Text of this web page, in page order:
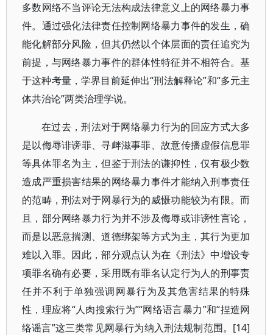
多数网络不当评论无法构成法律意义上的网络暴力事
件。通过强化法律责任控制网络暴力事件的发生，确
能化解部分风险，但其仍然以个体层面的责任追究为
前提，与网络暴力事件的群体性特征并不相符合。基
于这种考量，学界目前延伸出“刑法解释论”和“多元主
体共治论”两类治理学说。
在过去，刑法对于网络暴力行为的回应方式大多
是以侮辱诽谤罪、寻衅滋事罪、故意传播虚假信息罪
等具体罪名为主，但鉴于刑法的谦抑性，仅有极少数
造成严重损害结果的网络暴力事件才能纳入刑事责任
的范畴，刑法对于网暴行为的威慑功能较为有限。而
且，部分网络暴力行为并不涉及侮辱或诽谤性言论，
而是以恶意揣测、道德绑架等方式为主，其行为更加
难以入罪。因此，部分观点认为在《刑法》中增设专
项罪名确有必要，采用既有罪名认定行为人的刑事责
任并不利于单独强调网暴行为及其危害结果的特殊
性，理应将“人肉搜索行为”“网络语言暴力”和“捏造网
络谣言”这三类常见网暴行为纳入刑法规制范围。[14]